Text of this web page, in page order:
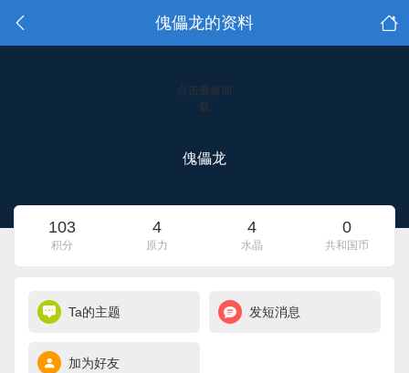
傀儡龙的资料
点击重新加
载
傀儡龙
103
积分
4
原力
4
水晶
0
共和国币
Ta的主题 发短消息
加为好友